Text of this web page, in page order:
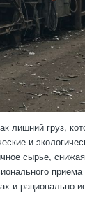
лишний груз,
и
сырье,
и рационально